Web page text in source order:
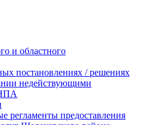
и областного
постановлениях / решениях
недействующими
регламенты предоставления